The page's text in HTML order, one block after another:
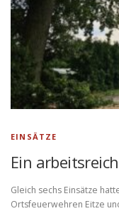
EINSÄTZE
Ein
Gleich sechs Einsätze
Ortsfeuerwehren Eitze